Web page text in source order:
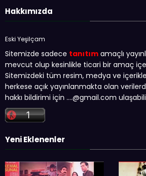
Hakkımızda
Eski Yeşilçam
Sitemizde sadece tanıtım amaçlı
mevcut olup kesinlikle ticari bir amaç
Sitemizdeki tüm resim, medya ve
herkese açık yayınlanmakta olan
hakkı bildirimi için ….@gmail.com
Yeni Eklenenler